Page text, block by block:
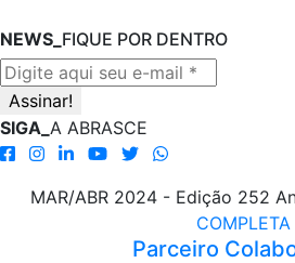
NEWS_ FIQUE POR DENTRO
SIGA_ A ABRASCE
MAR/ABR 2024 - Edição 252
COMPLETA
Parceiro